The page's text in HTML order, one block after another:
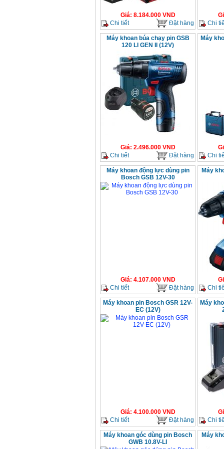
Giá: 8.184.000VND
Chi tiết
Đặt hàng
Chi
Máy khoan búa chạy pin GSB
120 LI GEN II (12V)
Giá: 2.496.000VND
Chi tiết
Đặt hàng
Máy
Chi
Máy khoan động lực dùng pin
Bosch GSB 12V-30
Giá: 4.107.000VND
Chi tiết
Đặt hàng
Máy
Chi
Máy khoan pin Bosch GSR 12V-
EC (12V)
Giá: 4.100.000VND
Chi tiết
Đặt hàng
Máy
Chi
Máy khoan góc dùng pin Bosch
GWB 10.8V-LI
Máy